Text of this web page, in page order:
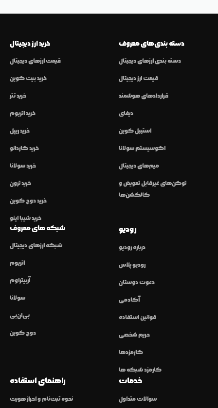
خرید ارز دیجیتال
قیمت ارزهای دیجیتال
خرید بیت کوین
خرید تتر
خرید اتریوم
خرید ریپل
خرید کاردانو
خرید سولانا
خرید ترون
خرید دوج کوین
خرید شیبا اینو
دسته بندی‌های معروف
دسته بندی ارزهای دیجیتال
قیمت ارز دیجیتال
قراردادهای هوشمند
دیفای
استیبل کوین
اکوسیستم سولانا
میم‌های دیجیتال
توکن‌های غیرقابل تعویض و
کالکشن‌ها
شبکه های معروف
شبکه ارزهای دیجیتال
اتریوم
آربیتراوم
سولانا
بی‌ان‌بی
دوج کوین
رودیو
درباره رودیو
رودیو پلاس
دعوت دوستان
آکادمی
قوانین استفاده
حریم شخصی
کارمزدها
کارمزد شبکه ها
راهنمای استفاده
نحوه ثبت‌نام و احراز هویت
خدمات
سوالات متداول